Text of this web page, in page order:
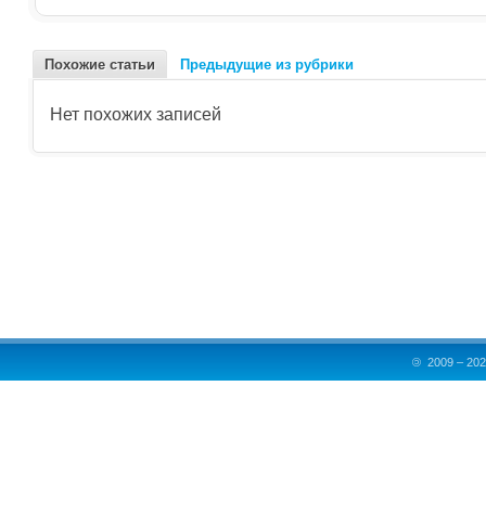
Похожие статьи Предыдущие из рубрики
Нет похожих записей
© 2009 –